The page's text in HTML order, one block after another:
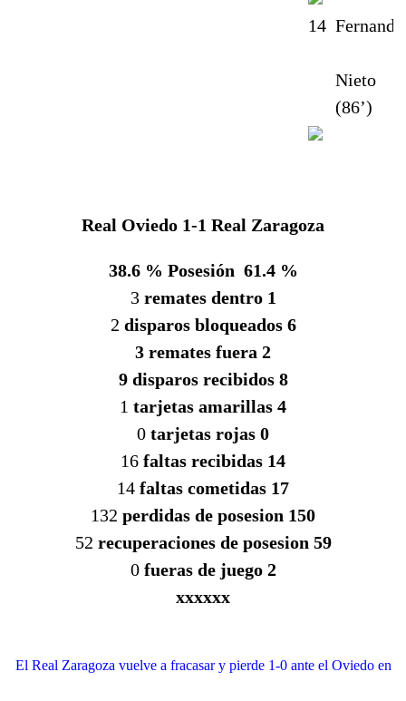
14
Nieto
(86’)
Real Oviedo 1-1 Real Zaragoza
38.6 % Posesión 61.4 %
3 remates dentro 1
2 disparos bloqueados 6
3 remates fuera 2
9 disparos recibidos 8
1 tarjetas amarillas 4
0 tarjetas rojas 0
16 faltas recibidas 14
14 faltas cometidas 17
132 perdidas de posesion 150
52 recuperaciones de posesion 59
0 fueras de juego 2
xxxxxx
El Real Zaragoza vuelve a fracasar y pierde 1-0 ante el Oviedo en